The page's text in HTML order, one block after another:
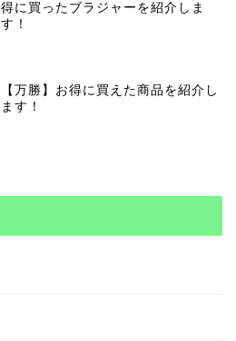
得に買ったブラジャーを紹介しま
す！
【万勝】お得に買えた商品を紹介し
ます！